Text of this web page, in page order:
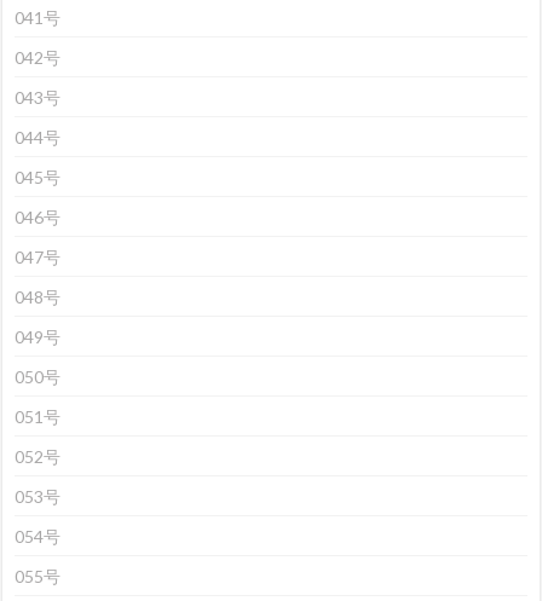
041号
042号
043号
044号
045号
046号
047号
048号
049号
050号
051号
052号
053号
054号
055号